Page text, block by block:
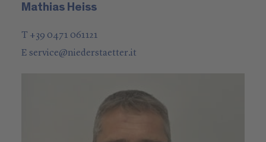
Mathias Heiss
T +39 0471 061121
Eservice@niederstaetter.it